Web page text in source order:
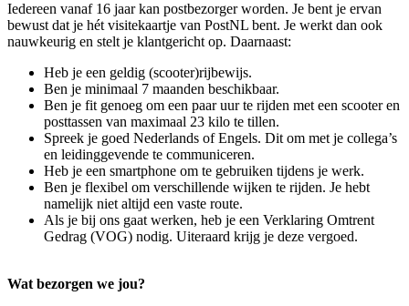
Iedereen vanaf 16 jaar kan postbezorger worden. Je bent je ervan
bewust dat je hét visitekaartje van PostNL bent. Je werkt dan ook
nauwkeurig en stelt je klantgericht op. Daarnaast:
Heb je een geldig (scooter)rijbewijs.
Ben je minimaal 7 maanden beschikbaar.
Ben je fit genoeg om een paar uur te rijden met een scooter en
posttassen van maximaal 23 kilo te tillen.
Spreek je goed Nederlands of Engels. Dit om met je collega’s
en leidinggevende te communiceren.
Heb je een smartphone om te gebruiken tijdens je werk.
Ben je flexibel om verschillende wijken te rijden. Je hebt
namelijk niet altijd een vaste route.
Als je bij ons gaat werken, heb je een Verklaring Omtrent
Gedrag (VOG) nodig. Uiteraard krijg je deze vergoed.
Wat bezorgen we jou?